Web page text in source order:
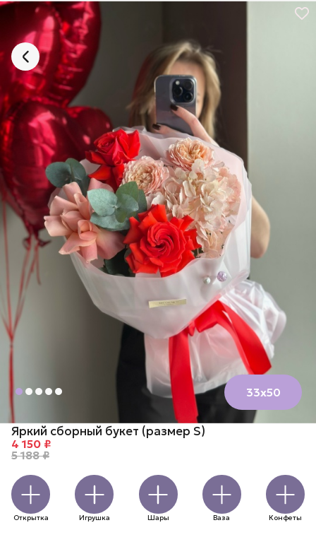
33х50
Яркий сборный букет (размер S)
4 150 ₽
5 188 ₽
Открытка Игрушка Шары Ваза Конфеты